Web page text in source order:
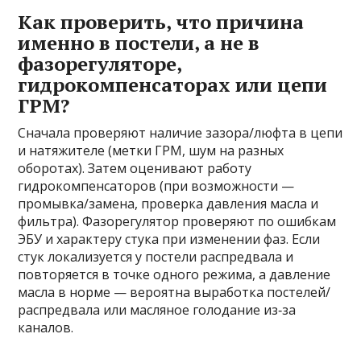
Как проверить, что причина
именно в постели, а не в
фазорегуляторе,
гидрокомпенсаторах или цепи
ГРМ?
Сначала проверяют наличие зазора/люфта в цепи
и натяжителе (метки ГРМ, шум на разных
оборотах). Затем оценивают работу
гидрокомпенсаторов (при возможности —
промывка/замена, проверка давления масла и
фильтра). Фазорегулятор проверяют по ошибкам
ЭБУ и характеру стука при изменении фаз. Если
стук локализуется у постели распредвала и
повторяется в точке одного режима, а давление
масла в норме — вероятна выработка постелей/
распредвала или масляное голодание из‑за
каналов.